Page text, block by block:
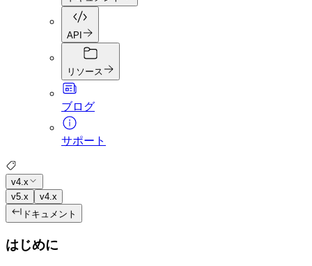
API
リソース
ブログ
サポート
v4.x
v5.x
v4.x
ドキュメント
はじめに